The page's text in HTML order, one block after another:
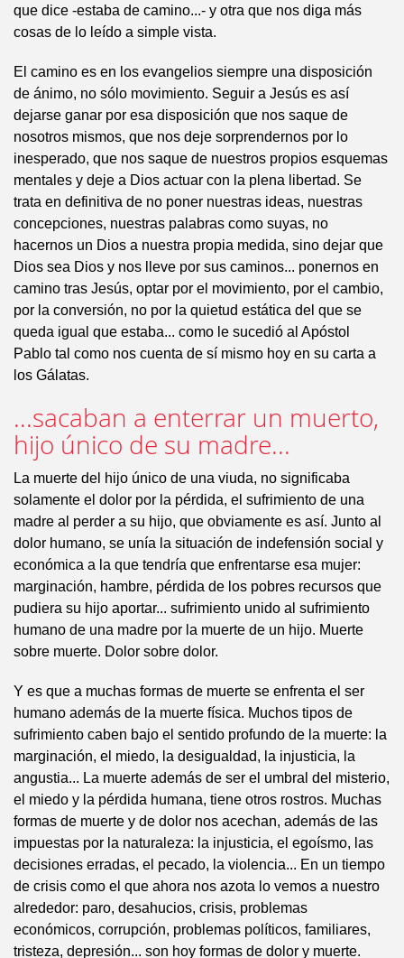
que dice -estaba de camino...- y otra que nos diga más
cosas de lo leído a simple vista.
El camino es en los evangelios siempre una disposición
de ánimo, no sólo movimiento. Seguir a Jesús es así
dejarse ganar por esa disposición que nos saque de
nosotros mismos, que nos deje sorprendernos por lo
inesperado, que nos saque de nuestros propios esquemas
mentales y deje a Dios actuar con la plena libertad. Se
trata en definitiva de no poner nuestras ideas, nuestras
concepciones, nuestras palabras como suyas, no
hacernos un Dios a nuestra propia medida, sino dejar que
Dios sea Dios y nos lleve por sus caminos... ponernos en
camino tras Jesús, optar por el movimiento, por el cambio,
por la conversión, no por la quietud estática del que se
queda igual que estaba... como le sucedió al Apóstol
Pablo tal como nos cuenta de sí mismo hoy en su carta a
los Gálatas.
...sacaban a enterrar un muerto,
hijo único de su madre...
La muerte del hijo único de una viuda, no significaba
solamente el dolor por la pérdida, el sufrimiento de una
madre al perder a su hijo, que obviamente es así. Junto al
dolor humano, se unía la situación de indefensión social y
económica a la que tendría que enfrentarse esa mujer:
marginación, hambre, pérdida de los pobres recursos que
pudiera su hijo aportar... sufrimiento unido al sufrimiento
humano de una madre por la muerte de un hijo. Muerte
sobre muerte. Dolor sobre dolor.
Y es que a muchas formas de muerte se enfrenta el ser
humano además de la muerte física. Muchos tipos de
sufrimiento caben bajo el sentido profundo de la muerte: la
marginación, el miedo, la desigualdad, la injusticia, la
angustia... La muerte además de ser el umbral del misterio,
el miedo y la pérdida humana, tiene otros rostros. Muchas
formas de muerte y de dolor nos acechan, además de las
impuestas por la naturaleza: la injusticia, el egoísmo, las
decisiones erradas, el pecado, la violencia... En un tiempo
de crisis como el que ahora nos azota lo vemos a nuestro
alrededor: paro, desahucios, crisis, problemas
económicos, corrupción, problemas políticos, familiares,
tristeza, depresión... son hoy formas de dolor y muerte.